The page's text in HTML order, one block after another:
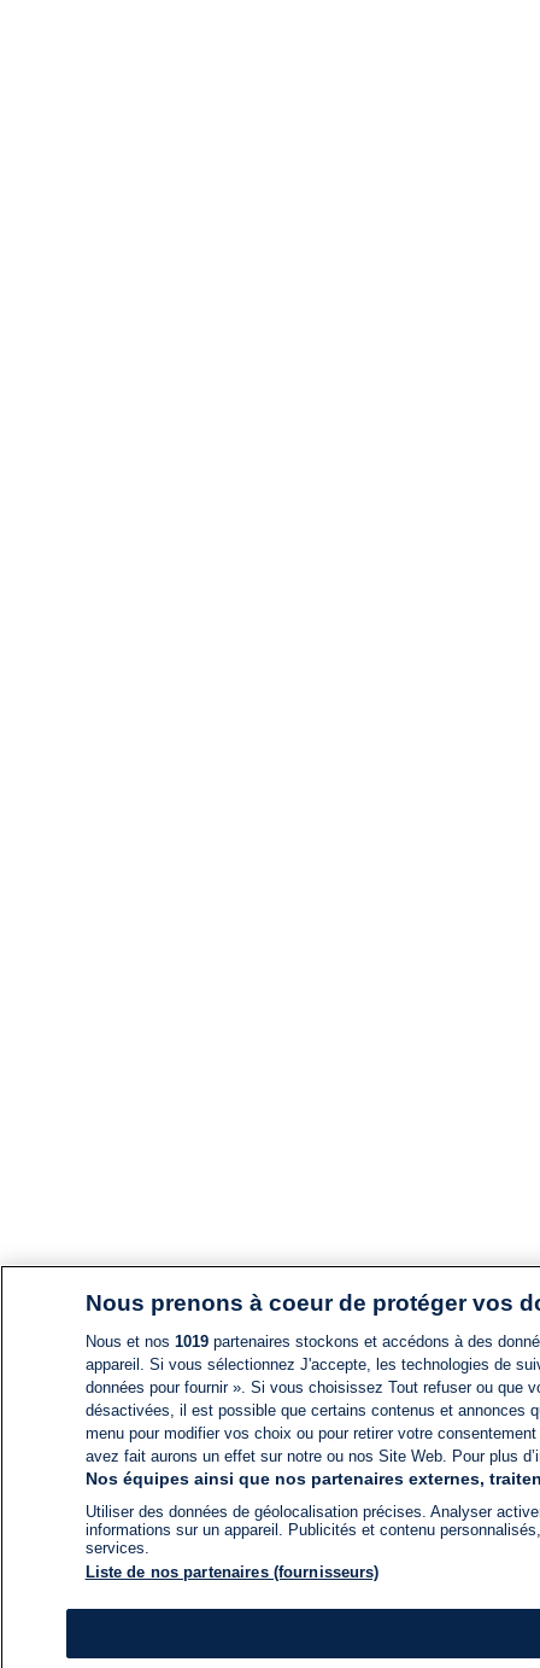
Nous prenons à coeur de protéger vos
Nous et nos 1019partenaires stockons et accédons à des
appareil. Si vous sélectionnez J'accepte, les technologies de
données pour fournir ». Si vous choisissez Tout refuser ou
désactivées, il est possible que certains contenus et annonces
menu pour modifier vos choix ou pour retirer votre
avez fait aurons un effet sur notre ou nos Site Web. Pour plus
Nos équipes ainsi que nos partenaires externes,
Utiliser des données de géolocalisation précises. Analyser
informations sur un appareil. Publicités et contenu
services.
Liste de nos partenaires (fournisseurs)